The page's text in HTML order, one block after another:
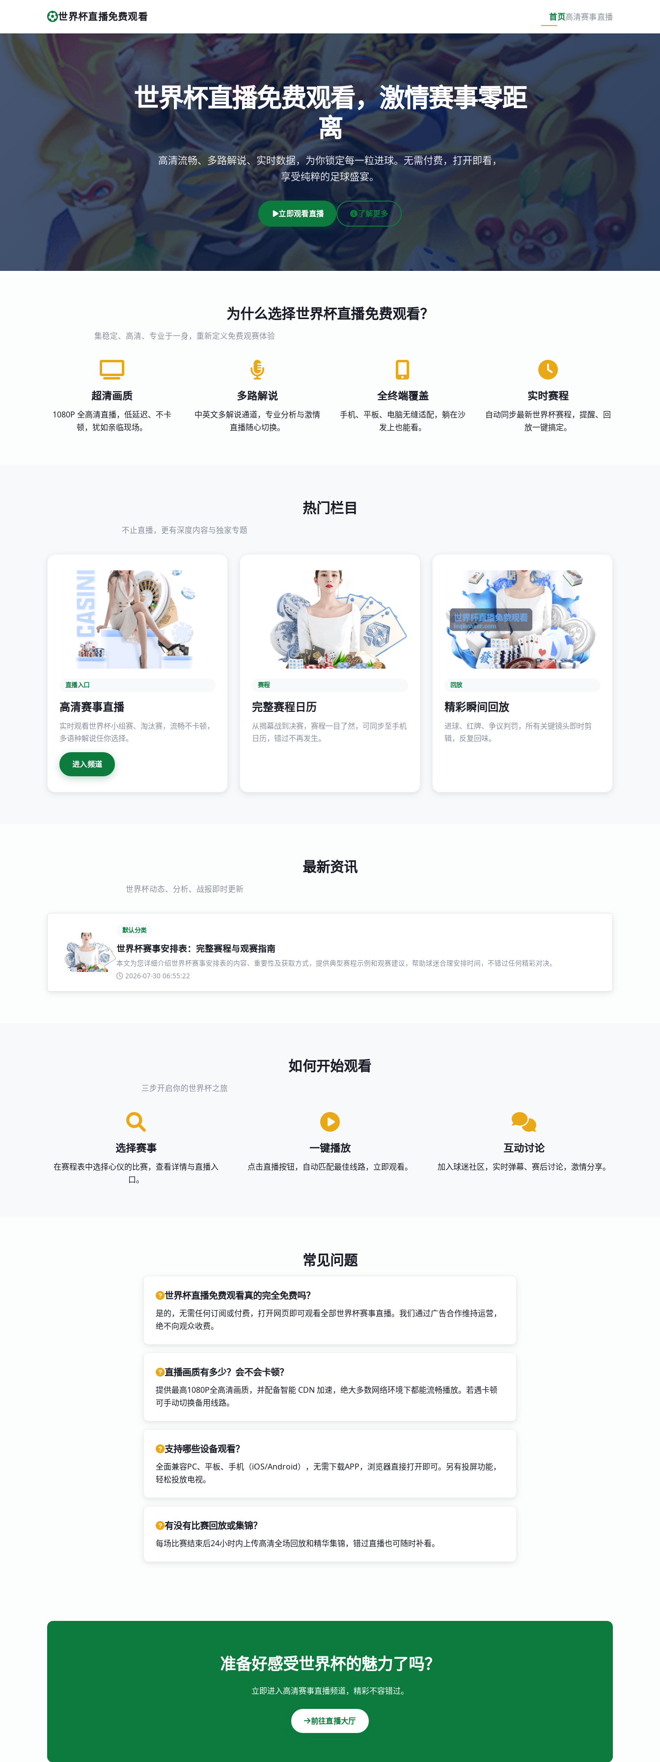
世界杯直播免费观看 首页高清赛事直播
世界杯直播免费观看，激情赛事零距
离
高清流畅、多路解说、实时数据，为你锁定每一粒进球。无需付费，打开即看，
享受纯粹的足球盛宴。
立即观看直播 了解更多
为什么选择世界杯直播免费观看？
集稳定、高清、专业于一身，重新定义免费观赛体验
超清画质
1080P 全高清直播，低延迟、不卡
顿，犹如亲临现场。
多路解说
中英文多解说通道，专业分析与激情
直播随心切换。
全终端覆盖
手机、平板、电脑无缝适配，躺在沙
发上也能看。
实时赛程
自动同步最新世界杯赛程，提醒、回
放一键搞定。
热门栏目
不止直播，更有深度内容与独家专题
直播入口
高清赛事直播
实时观看世界杯小组赛、淘汰赛，流畅不卡顿，
多语种解说任你选择。
进入频道
赛程
完整赛程日历
从揭幕战到决赛，赛程一目了然，可同步至手机
日历，错过不再发生。
回放
精彩瞬间回放
进球、红牌、争议判罚，所有关键镜头即时剪
辑，反复回味。
最新资讯
世界杯动态、分析、战报即时更新
默认分类
世界杯赛事安排表：完整赛程与观赛指南
本文为您详细介绍世界杯赛事安排表的内容、重要性及获取方式，提供典型赛程示例和观赛建议，帮助球迷合理安排时间，不错过任何精彩对决。
2026-07-30 06:55:22
如何开始观看
三步开启你的世界杯之旅
选择赛事
在赛程表中选择心仪的比赛，查看详情与直播入
口。
一键播放
点击直播按钮，自动匹配最佳线路，立即观看。
互动讨论
加入球迷社区，实时弹幕、赛后讨论，激情分享。
常见问题
世界杯直播免费观看真的完全免费吗？
是的，无需任何订阅或付费，打开网页即可观看全部世界杯赛事直播。我们通过广告合作维持运营，
绝不向观众收费。
直播画质有多少？会不会卡顿？
提供最高1080P全高清画质，并配备智能 CDN 加速，绝大多数网络环境下都能流畅播放。若遇卡顿
可手动切换备用线路。
支持哪些设备观看？
全面兼容PC、平板、手机（iOS/Android），无需下载APP，浏览器直接打开即可。另有投屏功能，
轻松投放电视。
有没有比赛回放或集锦？
每场比赛结束后24小时内上传高清全场回放和精华集锦，错过直播也可随时补看。
准备好感受世界杯的魅力了吗？
立即进入高清赛事直播频道，精彩不容错过。
前往直播大厅